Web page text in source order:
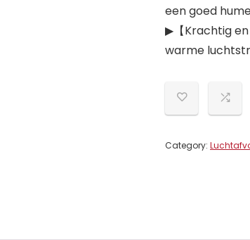
een goed
▶【Krachtig
warme
Category: